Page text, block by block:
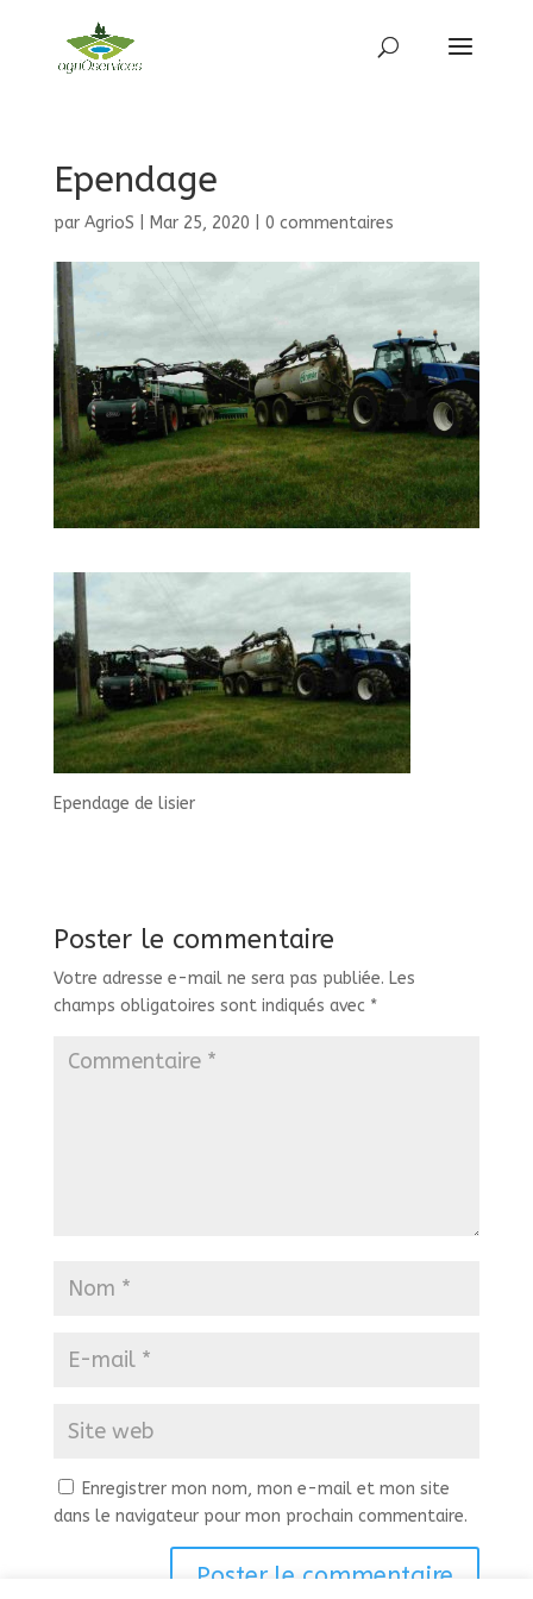
Ependage
par AgrioS Mar 25, 2020 0 commentaires
Ependage de lisier
Poster le commentaire
Votre adresse e-mail ne sera pas publiée. Les
champs obligatoires sont indiqués avec *
Enregistrer mon nom, mon e-mail et mon site
dans le navigateur pour mon prochain commentaire.